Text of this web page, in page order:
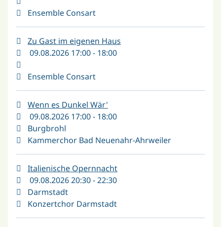
Ensemble Consart
Zu Gast im eigenen Haus
09.08.2026 17:00 - 18:00
Ensemble Consart
Wenn es Dunkel Wär'
09.08.2026 17:00 - 18:00
Burgbrohl
Kammerchor Bad Neuenahr-Ahrweiler
Italienische Opernnacht
09.08.2026 20:30 - 22:30
Darmstadt
Konzertchor Darmstadt